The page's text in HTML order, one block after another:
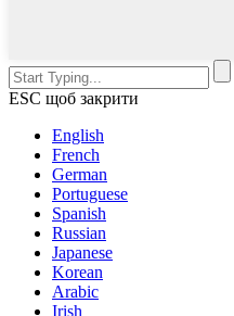
ESC щоб закрити
English
French
German
Portuguese
Spanish
Russian
Japanese
Korean
Arabic
Irish